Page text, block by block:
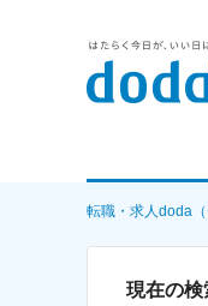
詳細条件か
転職・求人doda
現在の検